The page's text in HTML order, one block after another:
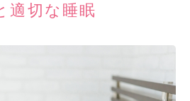
適切な睡眠